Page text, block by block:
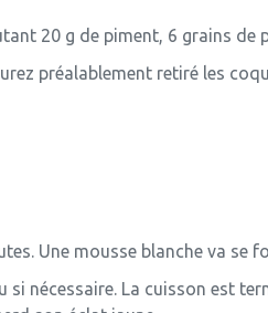
20 g de piment, 6 grains de
préalablement retiré les
Une mousse blanche va se
nécessaire. La cuisson est